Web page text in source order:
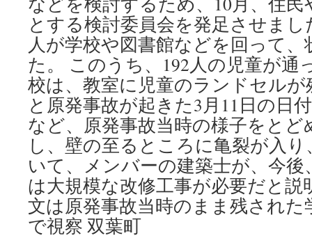
とする検討委員会を発足させまし
人が学校や図書館などを回って
た。 このうち、192人の児童が通
校は、教室に児童のランドセル
と原発事故が起きた3月11日の日
など、原発事故当時の様子をと
し、壁の至るところに亀裂が入
いて、メンバーの建築士が、今
は大規模な改修工事が必要だと説
文は原発事故当時のまま残された
で視察 双葉町